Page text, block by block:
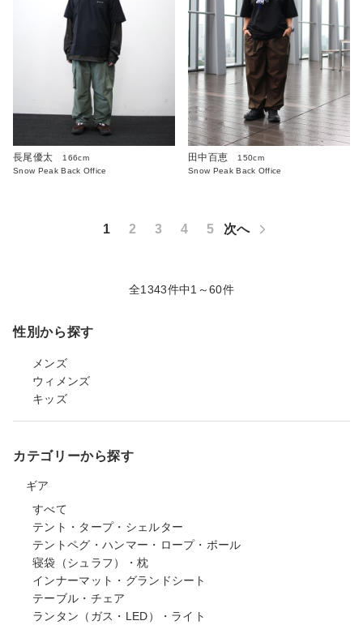
長尾優太
166cm
Snow Peak Back Office
田中百恵
150cm
Snow Peak Back Office
1 2 3 4 5 次へ
全1343件中1～60件
性別から探す
メンズ
ウィメンズ
キッズ
カテゴリーから探す
ギア
すべて
テント・タープ・シェルター
テントペグ・ハンマー・ロープ・ポール
寝袋（シュラフ）・枕
インナーマット・グランドシート
テーブル・チェア
ランタン（ガス・LED）・ライト